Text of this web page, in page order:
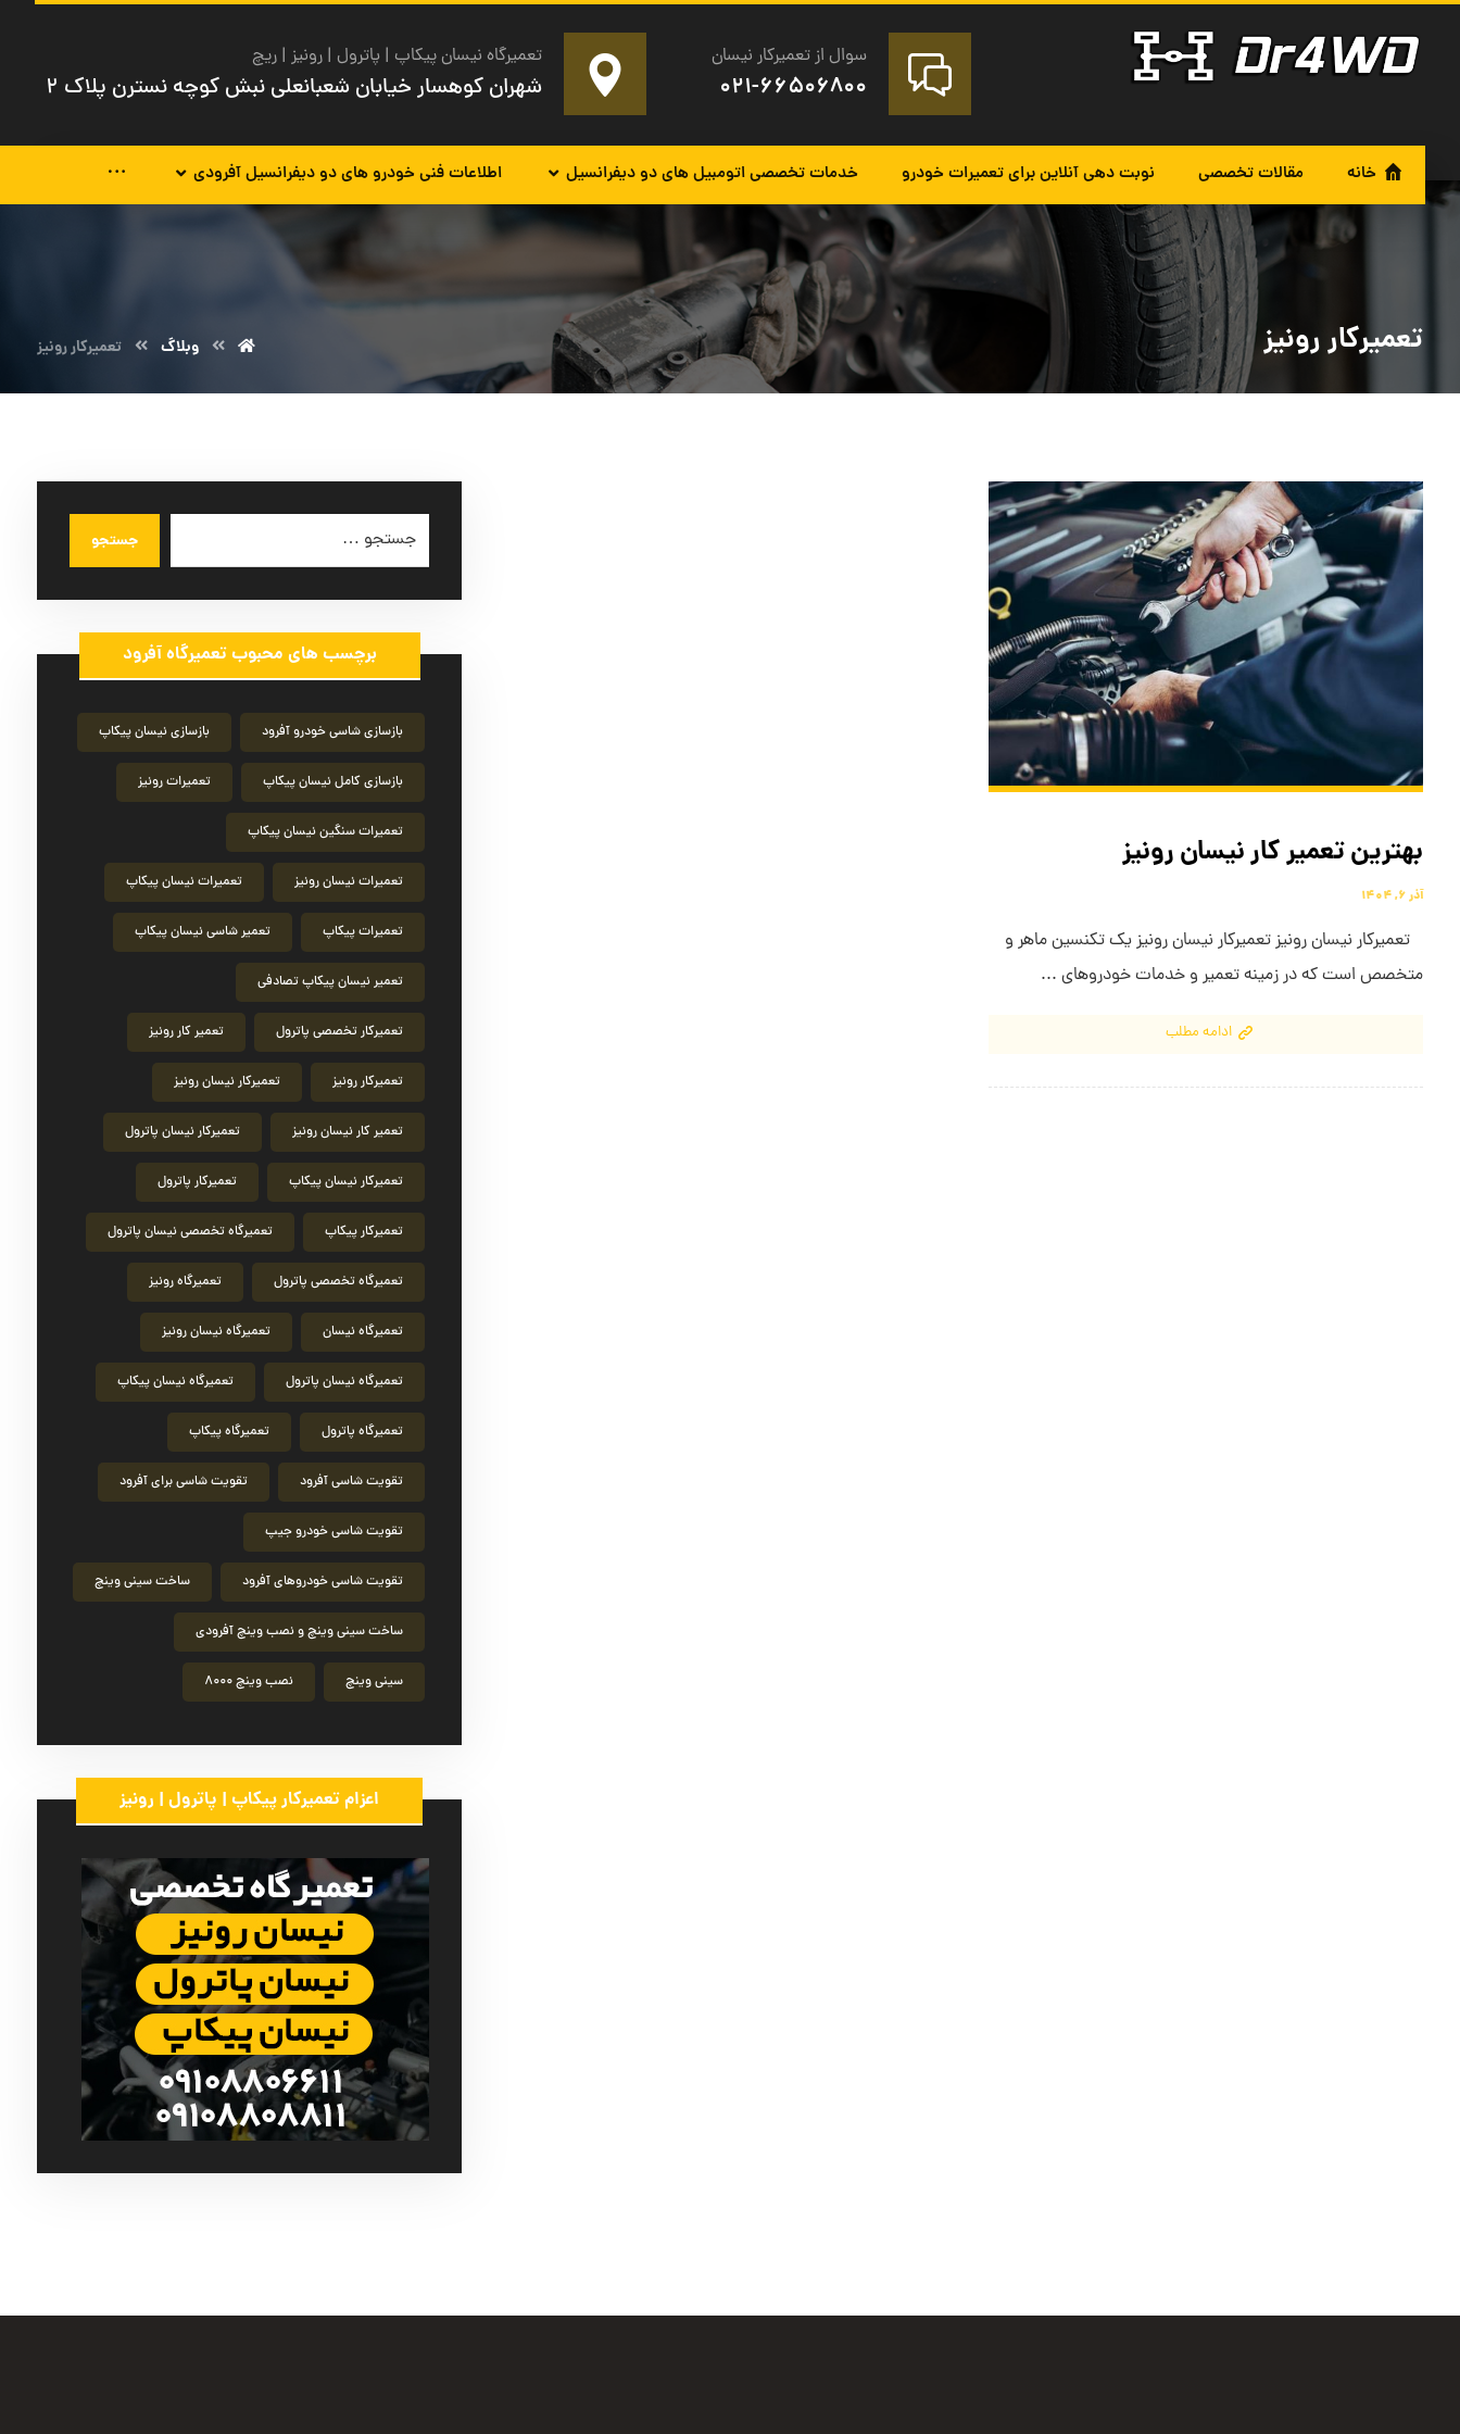
تعمیرگاه نیسان پیکاپ | پاترول | رونیز | ریچ
شهران کوهسار خیابان شعبانعلی نبش کوچه نسترن پلاک ۲
سوال از تعمیرکار نیسان
۰۲۱-۶۶۵۰۶۸۰۰
خانه مقالات تخصصی نوبت دهی آنلاین برای تعمیرات خودرو خدمات تخصصی اتومبیل های دو دیفرانسیل اطلاعات فنی خودرو های دو دیفرانسیل آفرودی
تعمیرکار رونیز وبلاگ تعمیرکار رونیز
بهترین تعمیر کار نیسان رونیز
آذر ۶, ۱۴۰۴
تعمیرکار نیسان رونیز تعمیرکار نیسان رونیز یک تکنسین ماهر و
متخصص است که در زمینه تعمیر و خدمات خودروهای ...
ادامه مطلب
جستجو
برچسب های محبوب تعمیرگاه آفرود
بازسازی شاسی خودرو آفرود بازسازی نیسان پیکاپ
بازسازی کامل نیسان پیکاپ تعمیرات رونیز
تعمیرات سنگین نیسان پیکاپ
تعمیرات نیسان رونیز تعمیرات نیسان پیکاپ
تعمیرات پیکاپ تعمیر شاسی نیسان پیکاپ
تعمیر نیسان پیکاپ تصادفی
تعمیرکار تخصصی پاترول تعمیر کار رونیز
تعمیرکار رونیز تعمیرکار نیسان رونیز
تعمیر کار نیسان رونیز تعمیرکار نیسان پاترول
تعمیرکار نیسان پیکاپ تعمیرکار پاترول
تعمیرکار پیکاپ تعمیرگاه تخصصی نیسان پاترول
تعمیرگاه تخصصی پاترول تعمیرگاه رونیز
تعمیرگاه نیسان تعمیرگاه نیسان رونیز
تعمیرگاه نیسان پاترول تعمیرگاه نیسان پیکاپ
تعمیرگاه پاترول تعمیرگاه پیکاپ
تقویت شاسی آفرود تقویت شاسی برای آفرود
تقویت شاسی خودرو جیپ
تقویت شاسی خودروهای آفرود ساخت سینی وینچ
ساخت سینی وینچ و نصب وینچ آفرودی
سینی وینچ نصب وینچ ۸۰۰۰
اعزام تعمیرکار پیکاپ | پاترول | رونیز